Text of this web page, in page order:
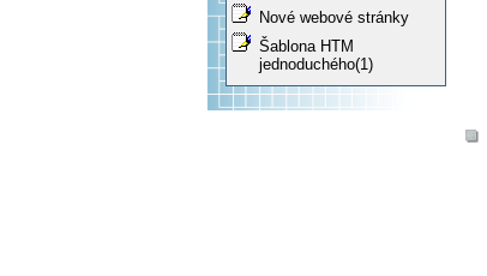
Nové webové stránky
Šablona HTM
jednoduchého(1)